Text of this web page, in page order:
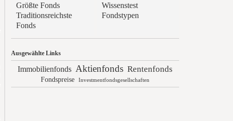
Größte Fonds
Traditionsreichste
Fonds
Wissenstest
Fondstypen
Ausgewählte Links
Immobilienfonds Aktienfonds Rentenfonds
Fondspreise Investmentfondsgesellschaften